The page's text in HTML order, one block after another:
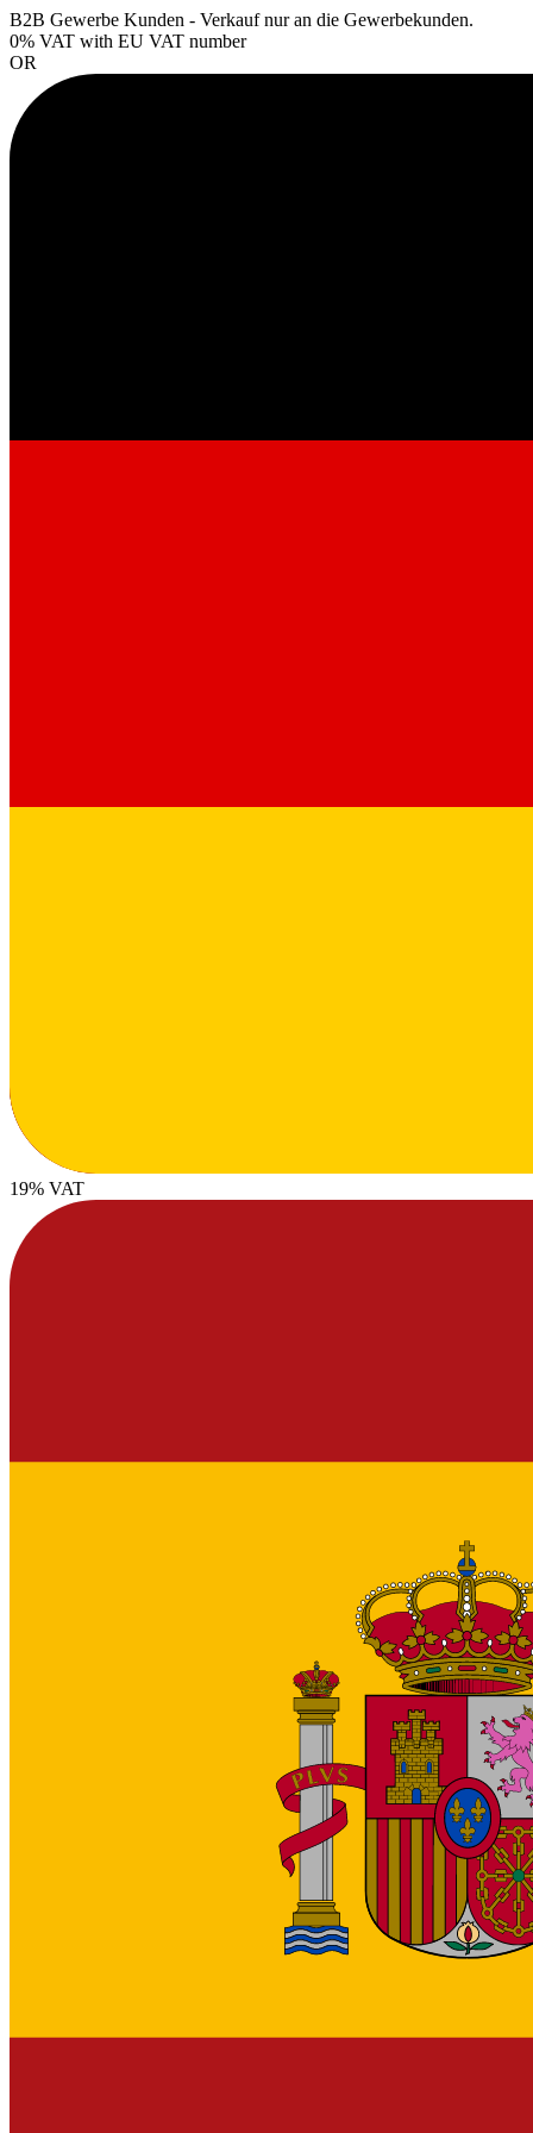
B2B Gewerbe Kunden - Verkauf nur an die Gewerbekunden.
0% VAT with EU VAT number
OR
19% VAT